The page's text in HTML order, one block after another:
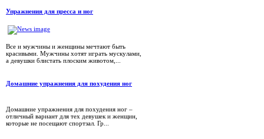
Упражнения для пресса и ног
Все и мужчины и женщины мечтают быть
красивыми. Мужчины хотят играть мускулами,
а девушки блистать плоским животом,...
Домашние упражнения для похудения ног
Домашние упражнения для похудения ног –
отличный вариант для тех девушек и женщин,
которые не посещают спортзал. Гр...